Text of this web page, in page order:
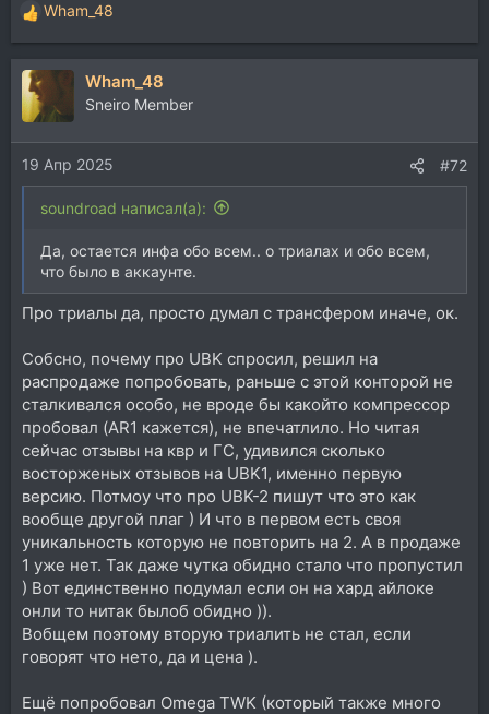
Р
е
а
к
ц
и
и
:
Wham_48
Wham_48
Sneiro Member
19 Апр 2025 #72
soundroad написал(а):
Да, остается инфа обо всем.. о триалах и обо всем,
что было в аккаунте.
Про триалы да, просто думал с трансфером иначе, ок.
Собсно, почему про UBK спросил, решил на
распродаже попробовать, раньше с этой конторой не
сталкивался особо, не вроде бы какойто компрессор
пробовал (AR1 кажется), не впечатлило. Но читая
сейчас отзывы на квр и ГС, удивился сколько
восторженых отзывов на UBK1, именно первую
версию. Потмоу что про UBK-2 пишут что это как
вообще другой плаг ) И что в первом есть своя
уникальность которую не повторить на 2. А в продаже
1 уже нет. Так даже чутка обидно стало что пропустил
) Вот единственно подумал если он на хард айлоке
онли то нитак былоб обидно )).
Вобщем поэтому вторую триалить не стал, если
говорят что нето, да и цена ).
Ещё попробовал Omega TWK (который также много